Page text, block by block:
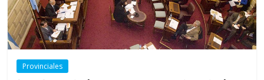
Provinciales